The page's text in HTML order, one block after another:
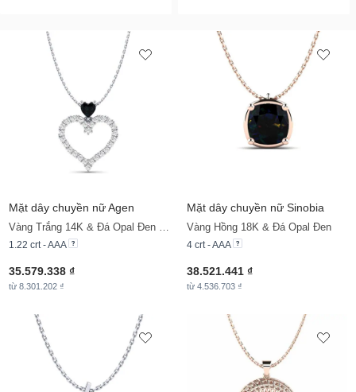
Mặt dây chuyền nữ Agen
Vàng Trắng 14K & Đá Opal Đen & Đá Moissanite
1.22 crt - AAA
35.579.338 ₫
từ 8.301.202 ₫
Mặt dây chuyền nữ Sinobia
Vàng Hồng 18K & Đá Opal Đen
4 crt - AAA
38.521.441 ₫
từ 4.536.703 ₫